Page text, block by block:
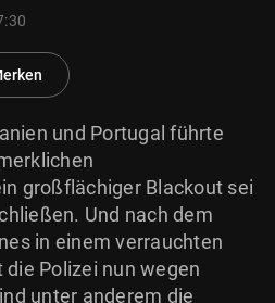
Co KG 2026
und Portugal führte
großflächiger Blackout sei
Und nach dem
in einem verrauchten
Polizei nun wegen
unter anderem die